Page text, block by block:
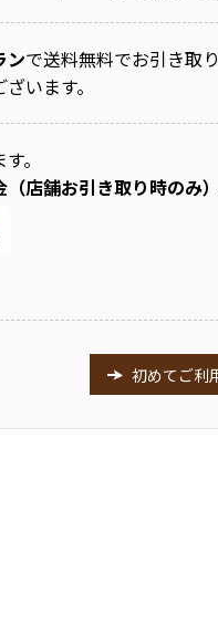
ンで送料無料でお引き取
います。
。
店舗お引き取り時のみ
初めてご利